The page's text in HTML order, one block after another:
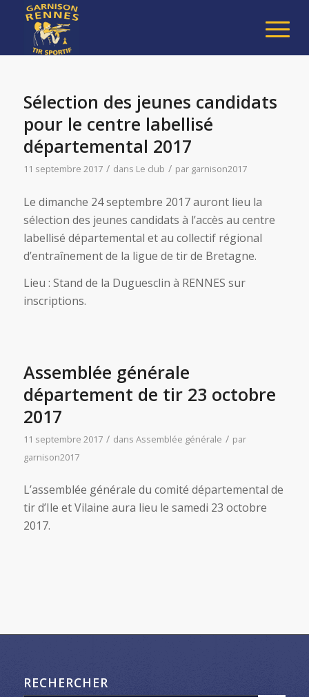
Sélection des jeunes candidats
pour le centre labellisé
départemental 2017
11 septembre 2017 / dans Le club / par garnison2017
Le dimanche 24 septembre 2017 auront lieu la
sélection des jeunes candidats à l’accès au centre
labellisé départemental et au collectif régional
d’entraînement de la ligue de tir de Bretagne.
Lieu : Stand de la Duguesclin à RENNES sur
inscriptions.
Assemblée générale
département de tir 23 octobre
2017
11 septembre 2017 / dans Assemblée générale / par
garnison2017
L’assemblée générale du comité départemental de
tir d’Ile et Vilaine aura lieu le samedi 23 octobre
2017.
RECHERCHER